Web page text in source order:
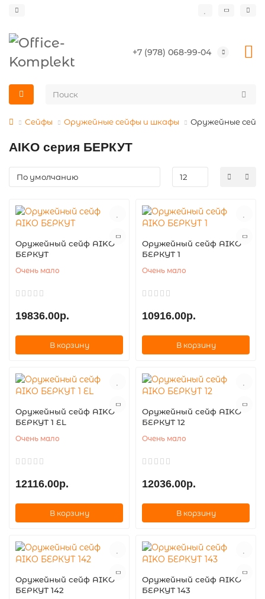
+7 (978) 068-99-04
Сейфы Оружейные сейфы и шкафы Оружейные
AIKO серия БЕРКУТ
Оружейный сейф AIKO
БЕРКУТ
Очень мало
19836.00р.
В корзину
Оружейный сейф AIKO
БЕРКУТ 1
Очень мало
10916.00р.
В корзину
Оружейный сейф AIKO
БЕРКУТ 1 EL
Очень мало
12116.00р.
В корзину
Оружейный сейф AIKO
БЕРКУТ 12
Очень мало
12036.00р.
В корзину
Оружейный сейф AIKO
БЕРКУТ 142
Оружейный сейф AIKO
БЕРКУТ 143